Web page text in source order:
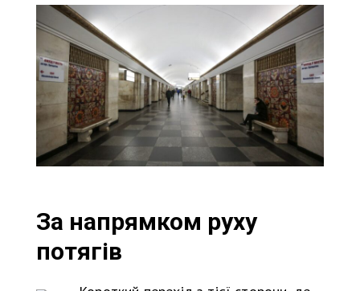
За напрямком руху
потягів